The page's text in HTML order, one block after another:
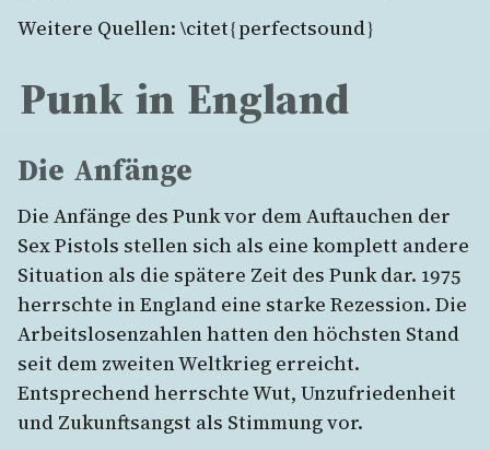
Weitere Quellen: \citet{perfectsound}
Punk in England
Die Anfänge
Die Anfänge des Punk vor dem Auftauchen der
Sex Pistols stellen sich als eine komplett andere
Situation als die spätere Zeit des Punk dar. 1975
herrschte in England eine starke Rezession. Die
Arbeitslosenzahlen hatten den höchsten Stand
seit dem zweiten Weltkrieg erreicht.
Entsprechend herrschte Wut, Unzufriedenheit
und Zukunftsangst als Stimmung vor.